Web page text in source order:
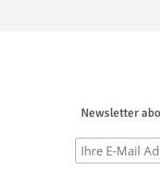
Newsletter